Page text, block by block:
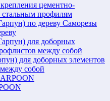
цементно-
профилям
Саморезы
для доборных элементов
собой